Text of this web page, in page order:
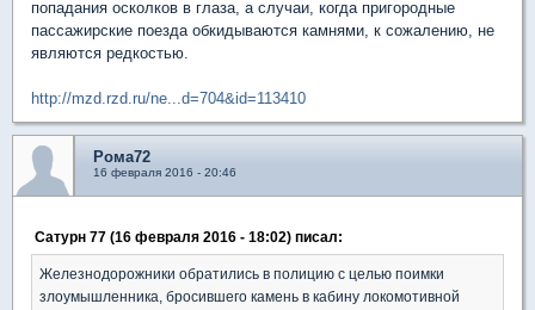
попадания осколков в глаза, а случаи, когда пригородные
пассажирские поезда обкидываются камнями, к сожалению, не
являются редкостью.
http://mzd.rzd.ru/ne...d=704&id=113410
Рома72
16 февраля 2016 - 20:46
Сатурн 77 (16 февраля 2016 - 18:02) писал:
Железнодорожники обратились в полицию с целью поимки
злоумышленника, бросившего камень в кабину локомотивной